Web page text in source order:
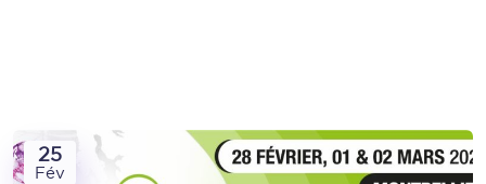
25
Fév